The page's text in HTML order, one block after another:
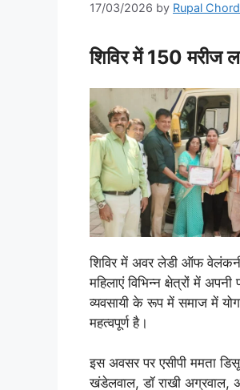
17/03/2026 by Rupal
शिविर में 150 मरीज
शिविर में अवर लेडी ऑफ
महिलाएं विभिन्न क्षेत्रों में
व्यवसायी के रूप में समाज में
महत्वपूर्ण है।
इस अवसर पर एसीपी ममता
खंडेलवाल, डॉ राखी अग्रवाल,